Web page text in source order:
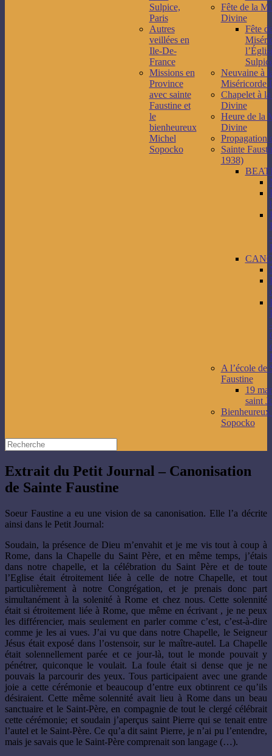
Sulpice,
Paris
Autres
veillées en
Ile-De-
France
Missions en
Province
avec sainte
Faustine et
le
bienheureux
Michel
Sopocko
Fête de la
Divine
Fête
Neuvaine à
Miséricorde
Chapelet à
Divine
Heure de la
Divine
Propagation
Sainte
1938)
A l’école de
Faustine
19
saint
Sopocko
Extrait du Petit Journal – Canonisation
de Sainte Faustine
Soeur Faustine a eu une vision de sa canonisation. Elle l’a décrite
ainsi dans le Petit Journal:
Soudain, la présence de Dieu m’envahit et je me vis tout à coup à
Rome, dans la Chapelle du Saint Père, et en même temps, j’étais
dans notre chapelle, et la célébration du Saint Père et de toute
l’Eglise était étroitement liée à celle de notre Chapelle, et tout
particulièrement à notre Congrégation, et je prenais donc part
simultanément à la solenité à Rome et chez nous. Cette solennité
était si étroitement liée à Rome, que même en écrivant , je ne peux
les différencier, mais seulement en parler comme c’est, c’est-à-dire
comme je les ai vues. J’ai vu que dans notre Chapelle, le Seigneur
Jésus était exposé dans l’ostensoir, sur le maître-autel. La Chapelle
était solennellement parée et ce jour-là, tout le monde pouvait y
pénétrer, quiconque le voulait. La foule était si dense que je ne
pouvais la parcourir des yeux. Tous participaient avec une grande
joie a cette cérémonie et beaucoup d’entre eux obtinrent ce qu’ils
désiraient. Cette même solennité avait lieu à Rome dans un beau
sanctuaire et le Saint-Père, en compagnie de tout le clergé célébrait
cette cérémonie; et soudain j’aperçus saint Pierre qui se tenait entre
l’autel et le Saint-Père. Ce qu’a dit saint Pierre, je n’ai pu l’entendre,
mais je savais que le Saint-Père comprenait son langage (…).